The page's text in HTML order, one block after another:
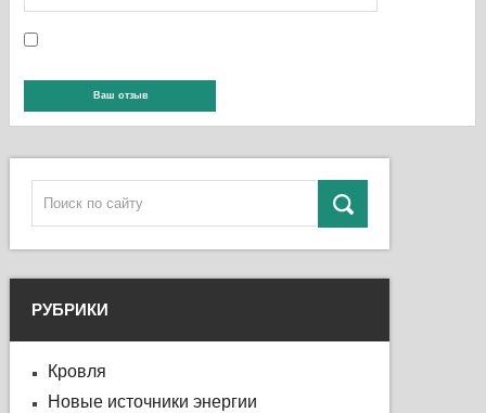
РУБРИКИ
Кровля
Новые источники энергии